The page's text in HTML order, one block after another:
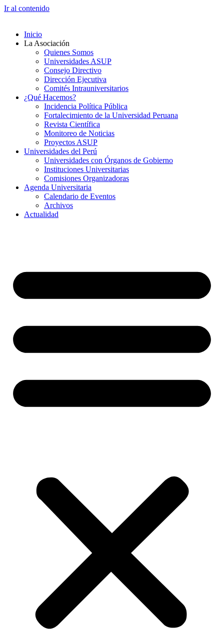
Ir al contenido
Inicio
La Asociación
Quienes Somos
Universidades ASUP
Consejo Directivo
Dirección Ejecutiva
Comités Intrauniversitarios
¿Qué Hacemos?
Incidencia Política Pública
Fortalecimiento de la Universidad Peruana
Revista Científica
Monitoreo de Noticias
Proyectos ASUP
Universidades del Perú
Universidades con Órganos de Gobierno
Instituciones Universitarias
Comisiones Organizadoras
Agenda Universitaria
Calendario de Eventos
Archivos
Actualidad